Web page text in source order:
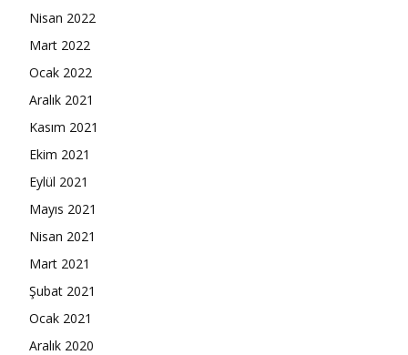
Nisan 2022
Mart 2022
Ocak 2022
Aralık 2021
Kasım 2021
Ekim 2021
Eylül 2021
Mayıs 2021
Nisan 2021
Mart 2021
Şubat 2021
Ocak 2021
Aralık 2020